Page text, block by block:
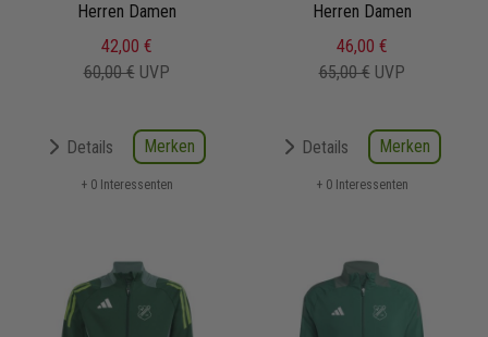
Herren Damen
42,00 €
60,00 € UVP
Details Merken
+ 0 Interessenten
Herren Damen
46,00 €
65,00 € UVP
Details Merken
+ 0 Interessenten